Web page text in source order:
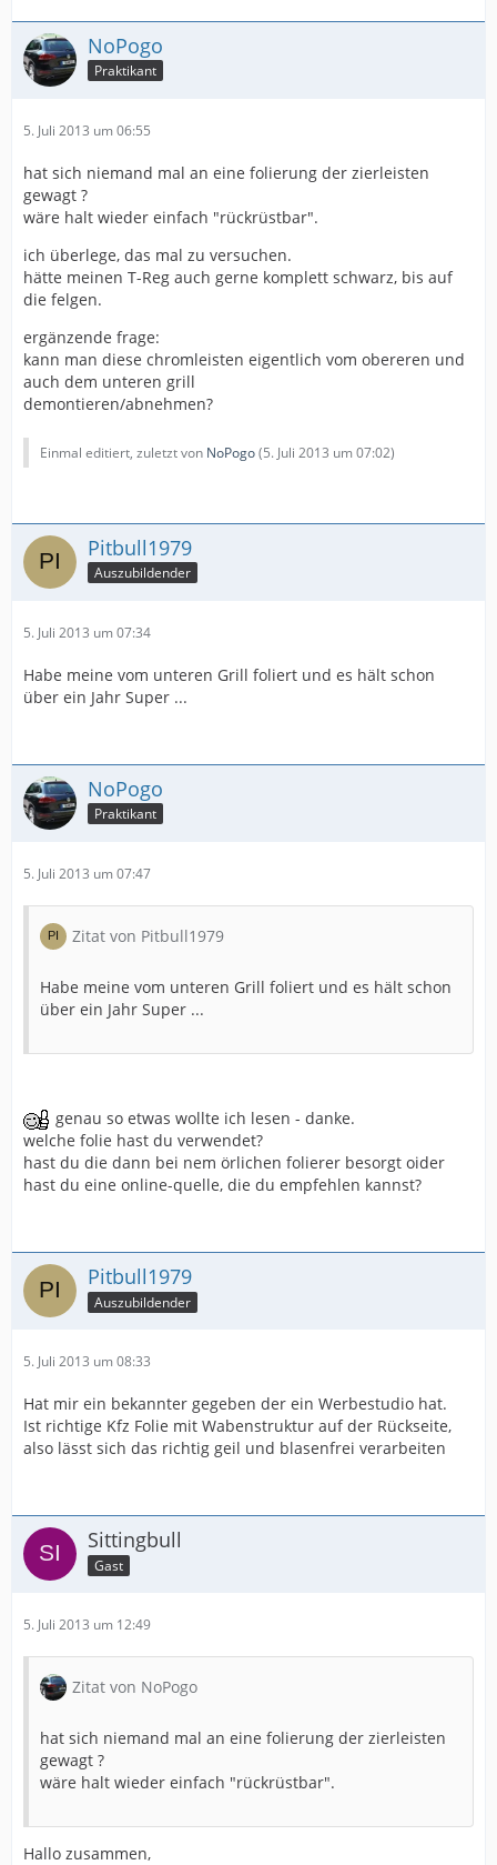
NoPogo
Praktikant
5. Juli 2013 um 06:55
hat sich niemand mal an eine folierung der zierleisten
gewagt ?
wäre halt wieder einfach "rückrüstbar".
ich überlege, das mal zu versuchen.
hätte meinen T-Reg auch gerne komplett schwarz, bis auf
die felgen.
ergänzende frage:
kann man diese chromleisten eigentlich vom obereren und
auch dem unteren grill
demontieren/abnehmen?
Einmal editiert, zuletzt von NoPogo(5. Juli 2013 um 07:02)
Pitbull1979
Auszubildender
5. Juli 2013 um 07:34
Habe meine vom unteren Grill foliert und es hält schon
über ein Jahr Super ...
NoPogo
Praktikant
5. Juli 2013 um 07:47
Zitat von Pitbull1979
Habe meine vom unteren Grill foliert und es hält schon
über ein Jahr Super ...
genau so etwas wollte ich lesen - danke.
welche folie hast du verwendet?
hast du die dann bei nem örlichen folierer besorgt oider
hast du eine online-quelle, die du empfehlen kannst?
Pitbull1979
Auszubildender
5. Juli 2013 um 08:33
Hat mir ein bekannter gegeben der ein Werbestudio hat.
Ist richtige Kfz Folie mit Wabenstruktur auf der Rückseite,
also lässt sich das richtig geil und blasenfrei verarbeiten
Sittingbull
Gast
5. Juli 2013 um 12:49
Zitat von NoPogo
hat sich niemand mal an eine folierung der zierleisten
gewagt ?
wäre halt wieder einfach "rückrüstbar".
Hallo zusammen,